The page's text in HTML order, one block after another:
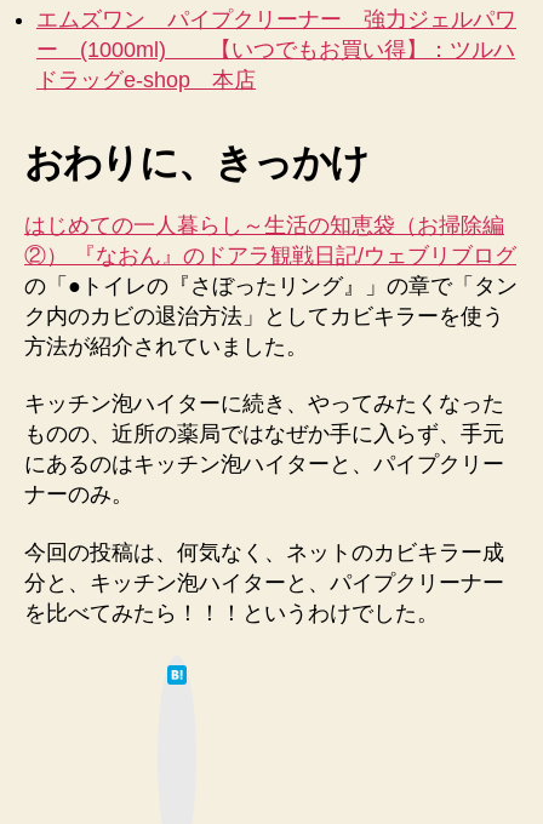
ナ
ー
を
比
し
た
へ
の
エムズワン パイプクリーナー 強力ジェルパワ
ー (1000ml) 【いつでもお買い得】：ツルハ
ドラッグe-shop 本店
おわりに、きっかけ
はじめての一人暮らし～生活の知恵袋（お掃除編
②） 『なおん』のドアラ観戦日記/ウェブリブログ
の「●トイレの『さぼったリング』」の章で「タン
ク内のカビの退治方法」としてカビキラーを使う
方法が紹介されていました。
キッチン泡ハイターに続き、やってみたくなった
ものの、近所の薬局ではなぜか手に入らず、手元
にあるのはキッチン泡ハイターと、パイプクリー
ナーのみ。
今回の投稿は、何気なく、ネットのカビキラー成
分と、キッチン泡ハイターと、パイプクリーナー
を比べてみたら！！！というわけでした。